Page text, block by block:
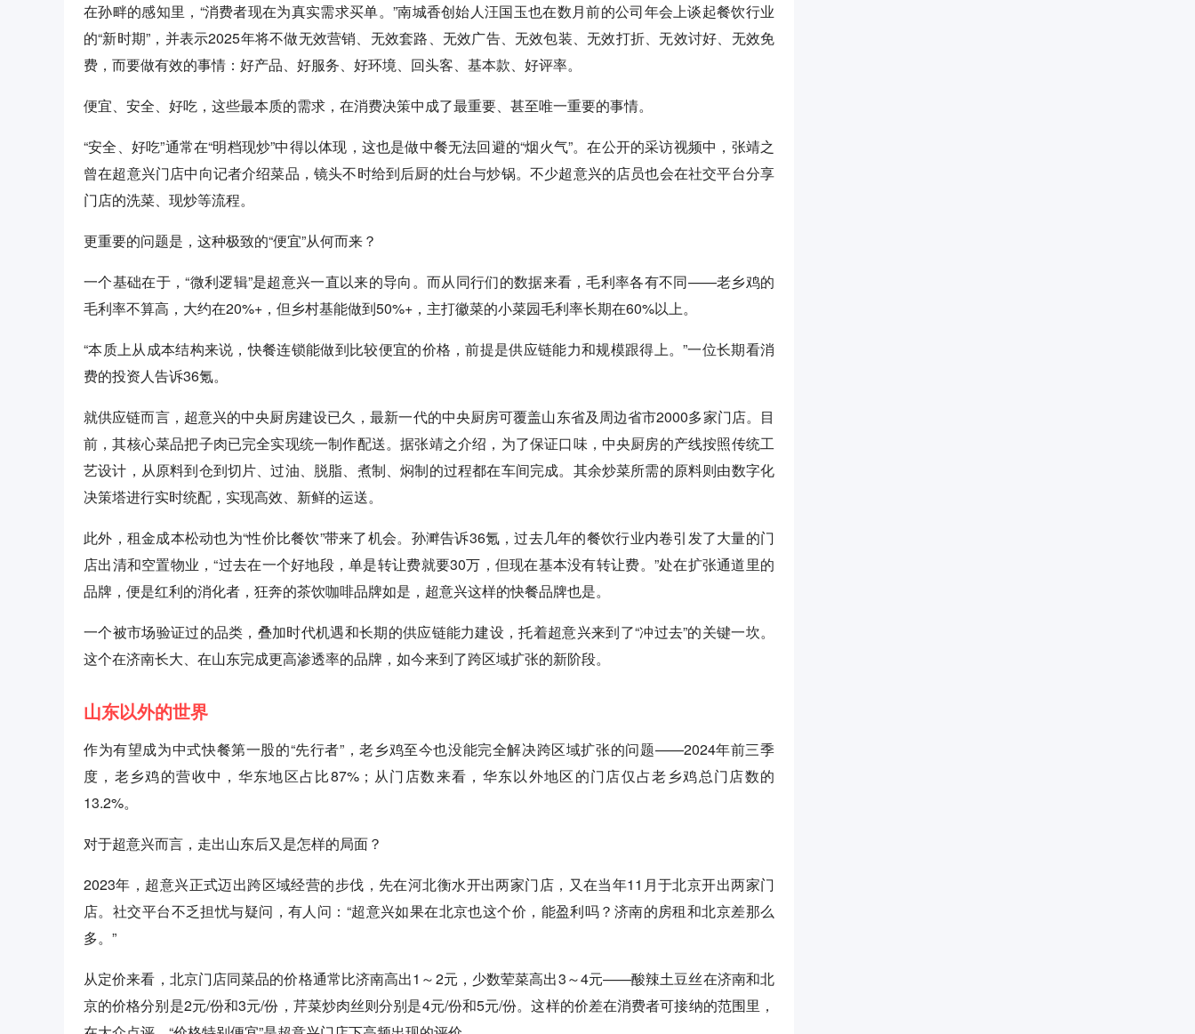
在孙畔的感知里，“消费者现在为真实需求买单。”南城香创始人汪国玉也在数月前的公司年会上谈起餐饮行业
的“新时期”，并表示2025年将不做无效营销、无效套路、无效广告、无效包装、无效打折、无效讨好、无效免
费，而要做有效的事情：好产品、好服务、好环境、回头客、基本款、好评率。
便宜、安全、好吃，这些最本质的需求，在消费决策中成了最重要、甚至唯一重要的事情。
“安全、好吃”通常在“明档现炒”中得以体现，这也是做中餐无法回避的“烟火气”。在公开的采访视频中，张靖之
曾在超意兴门店中向记者介绍菜品，镜头不时给到后厨的灶台与炒锅。不少超意兴的店员也会在社交平台分享
门店的洗菜、现炒等流程。
更重要的问题是，这种极致的“便宜”从何而来？
一个基础在于，“微利逻辑”是超意兴一直以来的导向。而从同行们的数据来看，毛利率各有不同——老乡鸡的
毛利率不算高，大约在20%+，但乡村基能做到50%+，主打徽菜的小菜园毛利率长期在60%以上。
“本质上从成本结构来说，快餐连锁能做到比较便宜的价格，前提是供应链能力和规模跟得上。”一位长期看消
费的投资人告诉36氪。
就供应链而言，超意兴的中央厨房建设已久，最新一代的中央厨房可覆盖山东省及周边省市2000多家门店。目
前，其核心菜品把子肉已完全实现统一制作配送。据张靖之介绍，为了保证口味，中央厨房的产线按照传统工
艺设计，从原料到仓到切片、过油、脱脂、煮制、焖制的过程都在车间完成。其余炒菜所需的原料则由数字化
决策塔进行实时统配，实现高效、新鲜的运送。
此外，租金成本松动也为“性价比餐饮”带来了机会。孙溿告诉36氪，过去几年的餐饮行业内卷引发了大量的门
店出清和空置物业，“过去在一个好地段，单是转让费就要30万，但现在基本没有转让费。”处在扩张通道里的
品牌，便是红利的消化者，狂奔的茶饮咖啡品牌如是，超意兴这样的快餐品牌也是。
一个被市场验证过的品类，叠加时代机遇和长期的供应链能力建设，托着超意兴来到了“冲过去”的关键一坎。
这个在济南长大、在山东完成更高渗透率的品牌，如今来到了跨区域扩张的新阶段。
山东以外的世界
作为有望成为中式快餐第一股的“先行者”，老乡鸡至今也没能完全解决跨区域扩张的问题——2024年前三季
度，老乡鸡的营收中，华东地区占比87%；从门店数来看，华东以外地区的门店仅占老乡鸡总门店数的
13.2%。
对于超意兴而言，走出山东后又是怎样的局面？
2023年，超意兴正式迈出跨区域经营的步伐，先在河北衡水开出两家门店，又在当年11月于北京开出两家门
店。社交平台不乏担忧与疑问，有人问：“超意兴如果在北京也这个价，能盈利吗？济南的房租和北京差那么
多。”
从定价来看，北京门店同菜品的价格通常比济南高出1～2元，少数荤菜高出3～4元——酸辣土豆丝在济南和北
京的价格分别是2元/份和3元/份，芹菜炒肉丝则分别是4元/份和5元/份。这样的价差在消费者可接纳的范围里，